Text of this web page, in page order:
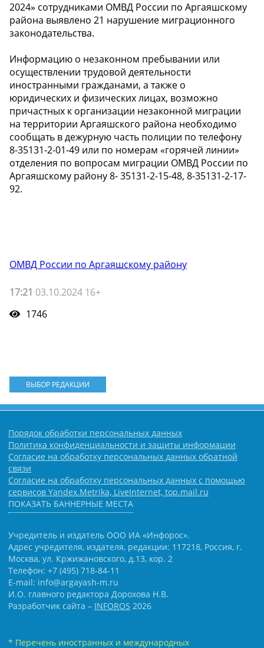
2024» сотрудниками ОМВД России по Аргаяшскому
района выявлено 21 нарушение миграционного
законодательства.
Информацию о незаконном пребывании или
осуществлении трудовой деятельности
иностранными гражданами, а также о
юридических и физических лицах, возможно
причастных к организации незаконной миграции
на территории Аргаяшского района необходимо
сообщать в дежурную часть полиции по телефону
8-35131-2-01-49 или по номерам «горячей линии»
отделения по вопросам миграции ОМВД России по
Аргаяшскому району 8- 35131-2-15-48, 8-35131-2-17-
92.
ОМВД России по Аргаяшскому району
17:21 03.10.2024 16+
1746
ВЫБОР РЕДАКЦИИ
Порядок обработки персональных данных
Политика конфиденциальности и защиты информации
Согласие на обработку персональных данных обратной
связи
Согласие на обработку персональных данных с помощью
сервисов Yandex.Metrika, LiveInternet, top.mail.ru
ПОКАЗАТЬ БАННЕРНЫЕ МЕСТА
Учредитель и издатель ООО ИА «Инфорос».
Адрес учредителя, издателя, редакции: 117218, Россия, г.
Москва, ул. Кржижановского, д.13, кор. 2
Телефон: +7 (495) 718-84-11
E-mail: info@argayash-m.ru
И.О. главного редактора Дорохова Н.В.
Разработчик сайта – INFOROS 2026
* Перечень иностранных и международных